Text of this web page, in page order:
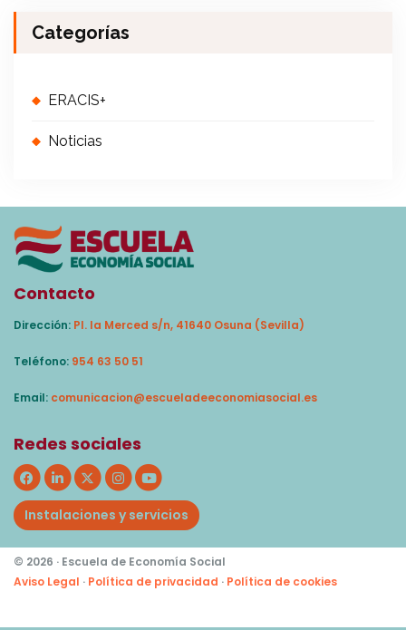
Categorías
ERACIS+
Noticias
Contacto
Dirección: Pl. la Merced s/n, 41640 Osuna (Sevilla)
Teléfono: 954 63 50 51
Email: comunicacion@escueladeeconomiasocial.es
Redes sociales
Instalaciones y servicios
© 2026 · Escuela de Economía Social
Aviso Legal · Política de privacidad · Política de cookies